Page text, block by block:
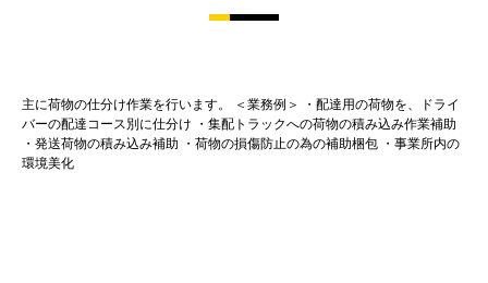
主に荷物の仕分け作業を行います。 ＜業務例＞ ・配達用の荷物を、ドライ
バーの配達コース別に仕分け ・集配トラックへの荷物の積み込み作業補助
・発送荷物の積み込み補助 ・荷物の損傷防止の為の補助梱包 ・事業所内の
環境美化